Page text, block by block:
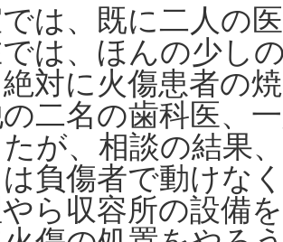
は、既に二人の
は、ほんの少し
対に火傷患者の
二名の歯科医、
が、相談の結果
負傷者で動けな
ら収容所の設備